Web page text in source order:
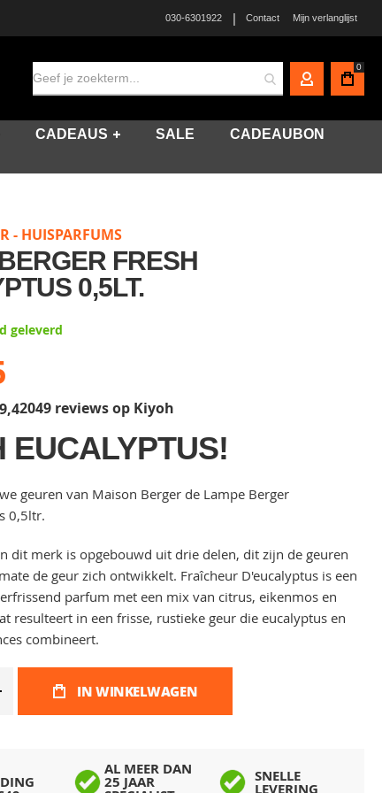
030-6301922
| Contact Mijn verlanglijst
MIJN
0
CADEAUS SALE
CADEAUBON
- HUISPARFUMS
FRESH
0,5LT.
geleverd
9,42049 reviews op Kiyoh
EUCALYPTUS!
geuren van Maison Berger de Lampe Berger
0,5ltr.
dit merk is opgebouwd uit drie delen, dit zijn de geuren
de geur zich ontwikkelt. Fraîcheur D'eucalyptus is een
parfum met een mix van citrus, eikenmos en
resulteert in een frisse, rustieke geur die eucalyptus en
combineert.
IN WINKELWAGEN
AL MEER DAN
25 JAAR SNELLE
LEVERING